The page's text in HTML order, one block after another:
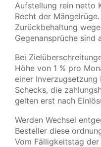
Aufstellung rein netto
Recht der
Zurückbehaltung
Gegenansprüche sind
Bei
Höhe von 1 % pro
einer
Schecks, die
gelten erst nach
Werden Wechsel
Besteller diese
Vom Fälligkeitstag